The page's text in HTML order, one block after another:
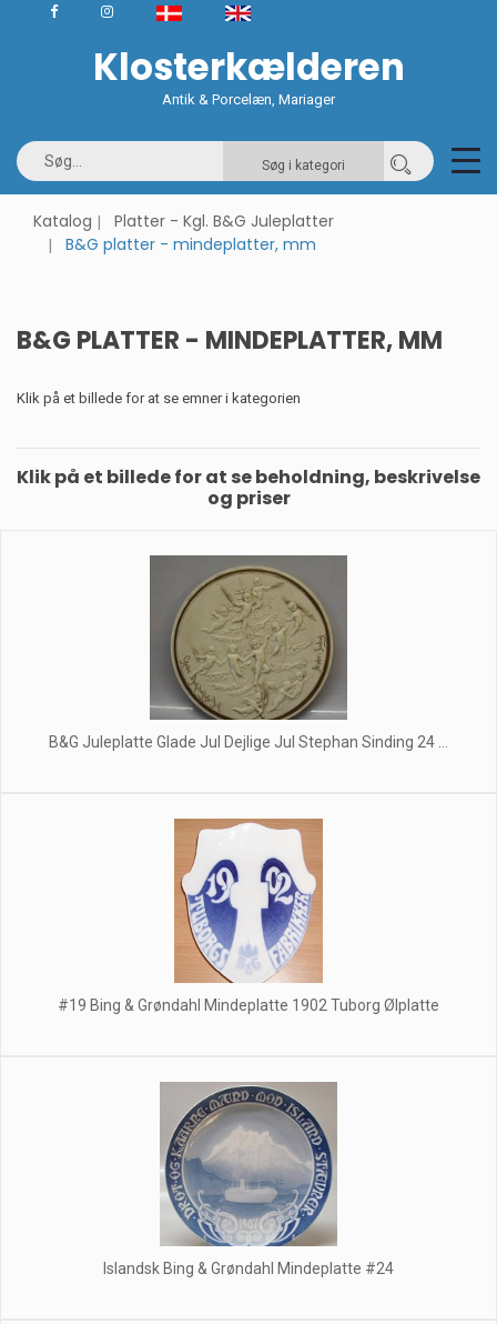
Klosterkælderen
Antik & Porcelæn, Mariager
Søg i kategori
Katalog
Platter - Kgl. B&G Juleplatter
B&G platter - mindeplatter, mm
B&G PLATTER - MINDEPLATTER, MM
Klik på et billede for at se emner i kategorien
Klik på et billede for at se beholdning, beskrivelse
og priser
B&G Juleplatte Glade Jul Dejlige Jul Stephan Sinding 24 ...
#19 Bing & Grøndahl Mindeplatte 1902 Tuborg Ølplatte
Islandsk Bing & Grøndahl Mindeplatte #24